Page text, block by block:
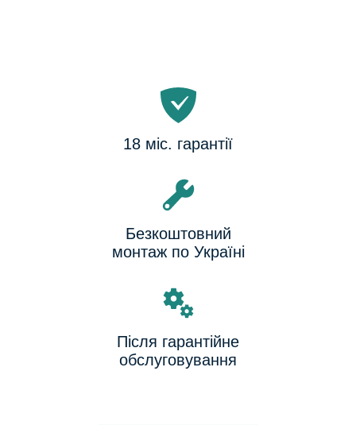
18 міс. гарантії
Безкоштовний
монтаж по Україні
Після гарантійне
обслуговування